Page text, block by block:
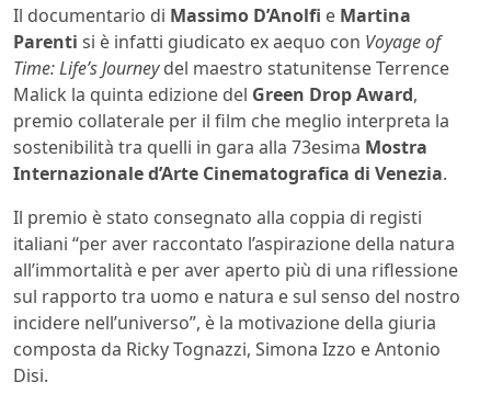
Il documentario di Massimo D’Anolfi e Martina
Parenti si è infatti giudicato ex aequo con Voyage of
Time: Life’s Journeydel maestro statunitense Terrence
Malick la quinta edizione del Green Drop Award,
premio collaterale per il film che meglio interpreta la
sostenibilità tra quelli in gara alla 73esima Mostra
Internazionale d’Arte Cinematografica di Venezia.
Il premio è stato consegnato alla coppia di registi
italiani “per aver raccontato l’aspirazione della natura
all’immortalità e per aver aperto più di una riflessione
sul rapporto tra uomo e natura e sul senso del nostro
incidere nell’universo”, è la motivazione della giuria
composta da Ricky Tognazzi, Simona Izzo e Antonio
Disi.